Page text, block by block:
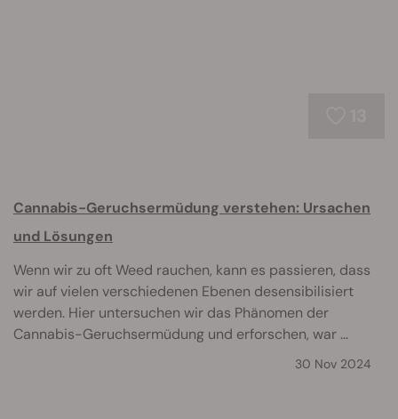
Cannabis-Geruchsermüdung verstehen: Ursachen
und Lösungen
Wenn wir zu oft Weed rauchen, kann es passieren, dass
wir auf vielen verschiedenen Ebenen desensibilisiert
werden. Hier untersuchen wir das Phänomen der
Cannabis-Geruchsermüdung und erforschen, war ...
30 Nov 2024